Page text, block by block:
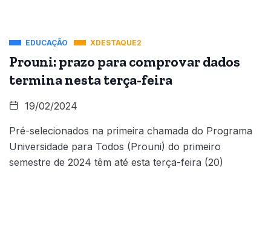
EDUCAÇÃO XDESTAQUE2
Prouni: prazo para comprovar dados
termina nesta terça-feira
19/02/2024
Pré-selecionados na primeira chamada do Programa
Universidade para Todos (Prouni) do primeiro
semestre de 2024 têm até esta terça-feira (20)